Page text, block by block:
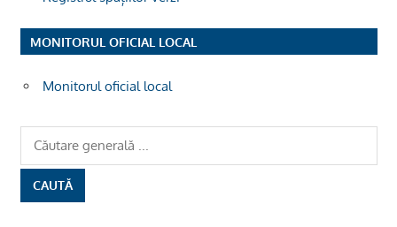
MONITORUL OFICIAL LOCAL
Monitorul oficial local